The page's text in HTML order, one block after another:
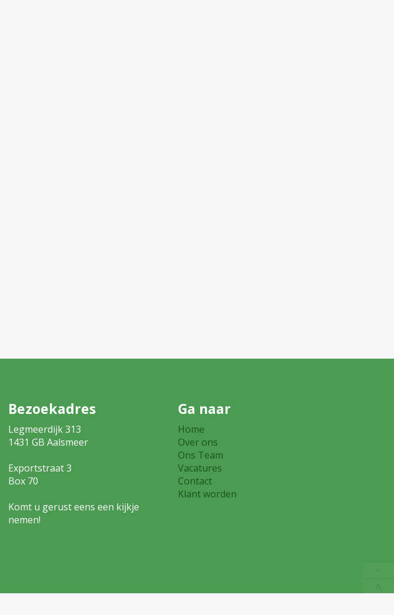
Bezoekadres
Legmeerdijk 313
1431 GB Aalsmeer
Exportstraat 3
Box 70
Komt u gerust eens een kijkje
nemen!
Ga naar
Home
Over ons
Ons Team
Vacatures
Contact
Klant worden